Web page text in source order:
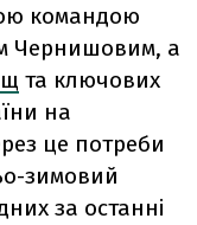
командою
Чернишовим, а
та ключових
на
це потреби
зимовий
за останні